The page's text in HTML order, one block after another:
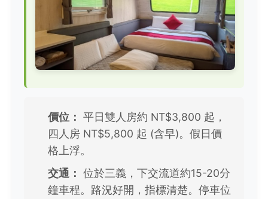
價位： 平日雙人房約 NT$3,800 起，
四人房 NT$5,800 起 (含早)。假日價
格上浮。
交通： 位於三義，下交流道約15-20分
鐘車程。路況好開，指標清楚。停車位